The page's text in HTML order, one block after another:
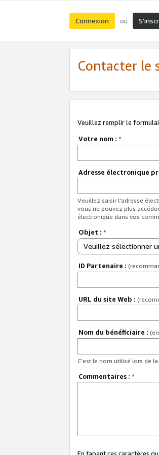
Connexion ou
Contacter le
Veuillez remplir le
Votre nom : *
Adresse électronique
Veuillez saisir l'adresse
vous ne pouvez plus
électronique dans vos
Objet : *
Veuillez sélectionner
ID Partenaire :
URL du site Web :
Nom du bénéficiaire :
C'est le nom utilisé lors de
Commentaires : *